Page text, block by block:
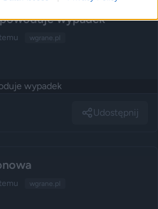
wypadek
wgrane.pl
Udostępnij
wgrane.pl